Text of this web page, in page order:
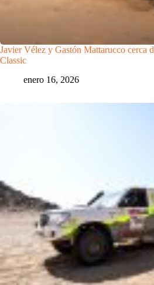
Javier Vélez y Gastón Mattarucco cerca
Classic
enero 16, 2026